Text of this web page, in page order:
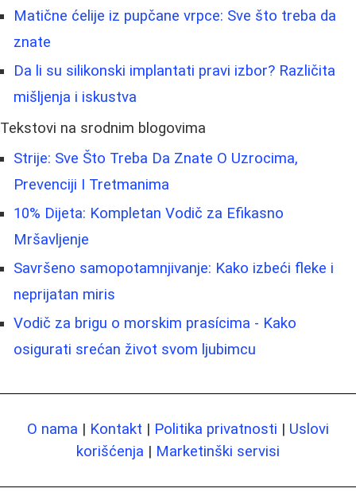
Matične ćelije iz pupčane vrpce: Sve što treba da
znate
Da li su silikonski implantati pravi izbor? Različita
mišljenja i iskustva
Tekstovi na srodnim blogovima
Strije: Sve Što Treba Da Znate O Uzrocima,
Prevenciji I Tretmanima
10% Dijeta: Kompletan Vodič za Efikasno
Mršavljenje
Savršeno samopotamnjivanje: Kako izbeći fleke i
neprijatan miris
Vodič za brigu o morskim prasícima - Kako
osigurati srećan život svom ljubimcu
O nama | Kontakt | Politika privatnosti | Uslovi
korišćenja | Marketinški servisi